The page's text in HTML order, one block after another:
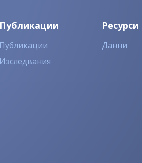
Публикации
Публикации
Изследвания
Ресурси
Данни